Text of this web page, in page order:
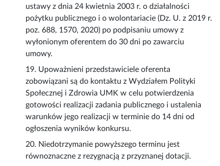
ustawy z dnia 24 kwietnia 2003 r. o działalności
pożytku publicznego i o wolontariacie (Dz. U. z 2019 r.
poz. 688, 1570, 2020) po podpisaniu umowy z
wyłonionym oferentem do 30 dni po zawarciu
umowy.
19. Upoważnieni przedstawiciele oferenta
zobowiązani są do kontaktu z Wydziałem Polityki
Społecznej i Zdrowia UMK w celu potwierdzenia
gotowości realizacji zadania publicznego i ustalenia
warunków jego realizacji w terminie do 14 dni od
ogłoszenia wyników konkursu.
20. Niedotrzymanie powyższego terminu jest
równoznaczne z rezygnacją z przyznanej dotacji.